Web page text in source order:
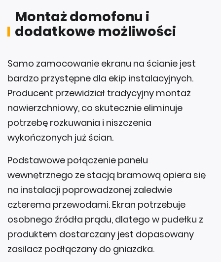
Montaż domofonu i
dodatkowe możliwości
Samo zamocowanie ekranu na ścianie jest
bardzo przystępne dla ekip instalacyjnych.
Producent przewidział tradycyjny montaż
nawierzchniowy, co skutecznie eliminuje
potrzebę rozkuwania i niszczenia
wykończonych już ścian.
Podstawowe połączenie panelu
wewnętrznego ze stacją bramową opiera się
na instalacji poprowadzonej zaledwie
czterema przewodami. Ekran potrzebuje
osobnego źródła prądu, dlatego w pudełku z
produktem dostarczany jest dopasowany
zasilacz podłączany do gniazdka.